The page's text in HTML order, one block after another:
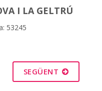
I LA GELTRÚ
53245
SEGÜENT